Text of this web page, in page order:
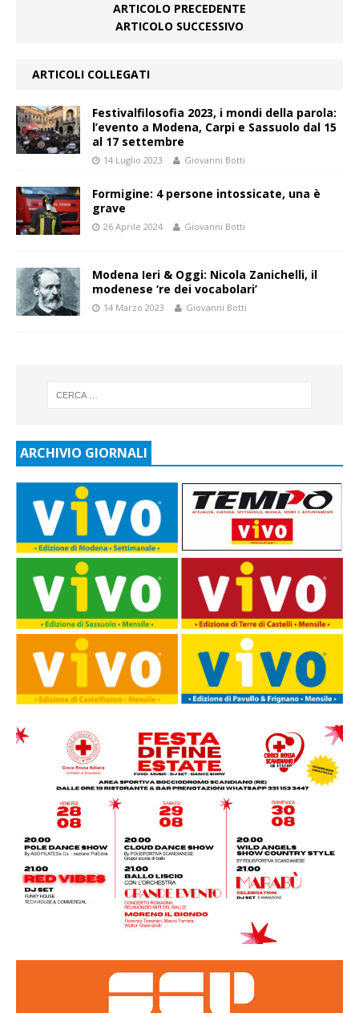
ARTICOLO PRECEDENTE
ARTICOLO SUCCESSIVO
ARTICOLI COLLEGATI
Festivalfilosofia 2023, i mondi della parola:
l’evento a Modena, Carpi e Sassuolo dal 15
al 17 settembre
14 Luglio 2023 Giovanni Botti
Formigine: 4 persone intossicate, una è
grave
26 Aprile 2024 Giovanni Botti
Modena Ieri & Oggi: Nicola Zanichelli, il
modenese ‘re dei vocabolari’
14 Marzo 2023 Giovanni Botti
ARCHIVIO GIORNALI